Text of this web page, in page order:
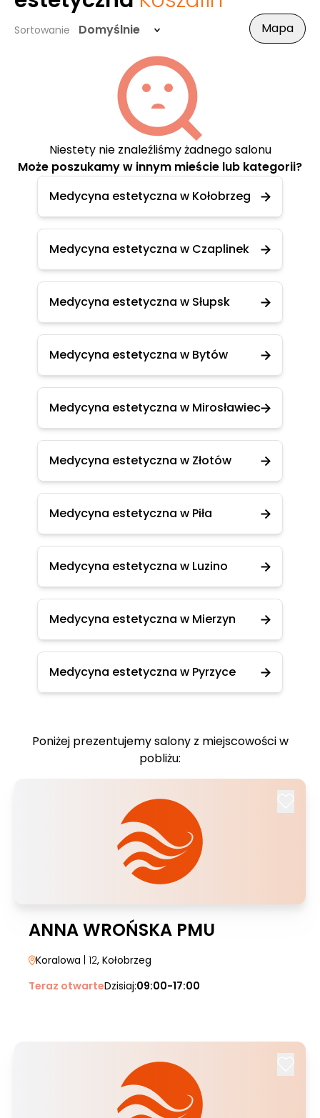
Sortowanie Domyślnie Mapa
Niestety nie znaleźliśmy żadnego salonu
Może poszukamy w innym mieście lub kategorii?
Medycyna estetyczna w Kołobrzeg
Medycyna estetyczna w Czaplinek
Medycyna estetyczna w Słupsk
Medycyna estetyczna w Bytów
Medycyna estetyczna w Mirosławiec
Medycyna estetyczna w Złotów
Medycyna estetyczna w Piła
Medycyna estetyczna w Luzino
Medycyna estetyczna w Mierzyn
Medycyna estetyczna w Pyrzyce
Poniżej prezentujemy salony z miejscowości w
pobliżu:
ANNA WROŃSKA PMU
Koralowa | 12, Kołobrzeg
Teraz otwarteDzisiaj:09:00-17:00